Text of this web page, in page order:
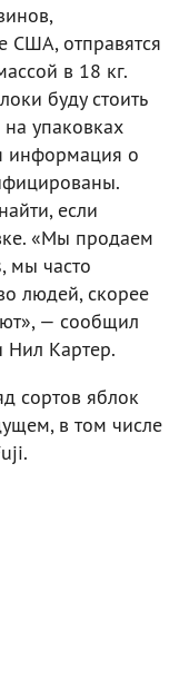
США, отправятся
в 18 кг.
буду стоить
упаковках
информация о
если
«Мы продаем
мы часто
людей, скорее
— сообщил
Нил Картер.
сортов яблок
в том числе